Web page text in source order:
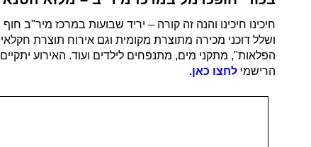
הפלאות", מתקני מים, מתנפחים לילדים ועוד. האירוע יתקיים
הרישמי לחצו כאן.